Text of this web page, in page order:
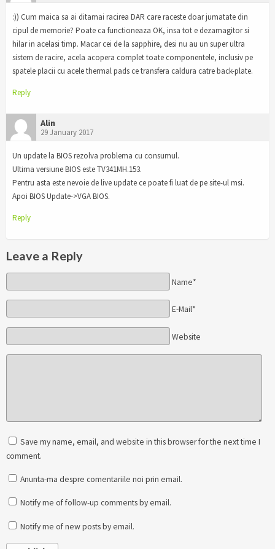
:)) Cum maica sa ai ditamai racirea DAR care raceste doar jumatate din
cipul de memorie? Poate ca functioneaza OK, insa tot e dezamagitor si
hilar in acelasi timp. Macar cei de la sapphire, desi nu au un super ultra
sistem de racire, acela acopera complet toate componentele, inclusiv pe
spatele placii cu acele thermal pads ce transfera caldura catre back-plate.
Reply
Alin
29 January 2017
Un update la BIOS rezolva problema cu consumul.
Ultima versiune BIOS este TV341MH.153.
Pentru asta este nevoie de live update ce poate fi luat de pe site-ul msi.
Apoi BIOS Update->VGA BIOS.
Reply
Leave a Reply
Name*
E-Mail*
Website
Save my name, email, and website in this browser for the next time I
comment.
Anunta-ma despre comentariile noi prin email.
Notify me of follow-up comments by email.
Notify me of new posts by email.